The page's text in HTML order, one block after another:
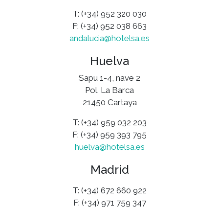
T: (+34) 952 320 030
F: (+34) 952 038 663
andalucia@hotelsa.es
Huelva
Sapu 1-4, nave 2
Pol. La Barca
21450 Cartaya
T: (+34) 959 032 203
F: (+34) 959 393 795
huelva@hotelsa.es
Madrid
T: (+34) 672 660 922
F: (+34) 971 759 347